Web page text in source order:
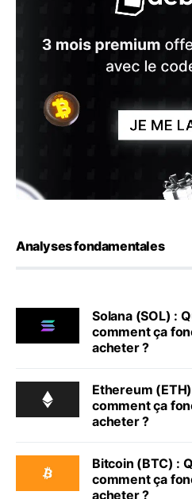
Analyses fondamentales
Solana (SOL) :
comment ça
acheter ?
Ethereum
comment ça
acheter ?
Bitcoin (BTC) :
comment ça
acheter ?